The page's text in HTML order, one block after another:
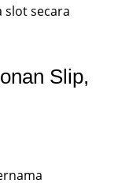
slot secara
Slip,